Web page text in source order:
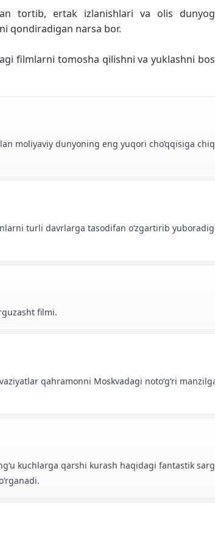
tortib, ertak izlanishlari va olis
qondiradigan narsa bor.
filmlarni tomosha qilishni va yuklashni
moliyaviy dunyoning eng yuqori cho’qqisiga
turli davrlarga tasodifan o’zgartirib
filmi.
qahramonni Moskvadagi notoʻgʻri
kuchlarga qarshi kurash haqidagi fantastik